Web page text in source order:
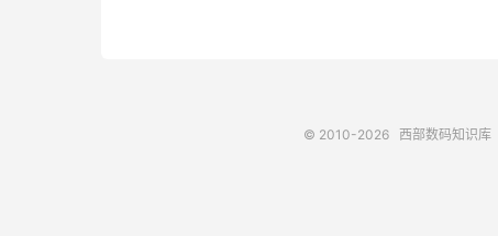
© 2010-2026 西部数码知识库